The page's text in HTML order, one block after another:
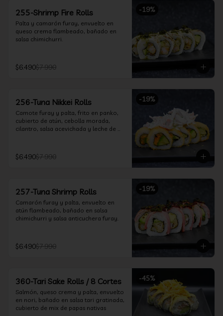
-19%
255-Shrimp Fire Rolls
Palta y camarón furay, envuelto en
queso crema flambeado, bañado en
salsa chimichurri.
$6.490$7.990
-19%
256-Tuna Nikkei Rolls
Camote furay y palta, frito en panko,
cubierto de atún, cebolla morada,
cilantro, salsa acevichada y leche de
$6.490$7.990
-19%
257-Tuna Shrimp Rolls
Camarón furay y palta, envuelto en
atún flambeado, bañado en salsa
chimichurri y salsa anticuchera furay.
$6.490$7.990
-45%
360-Tari Sake Rolls / 8 Cortes
Salmón, queso crema y palta, envuelto
en nori, bañado en salsa tari gratinada,
cubierto de mix de papas nativas